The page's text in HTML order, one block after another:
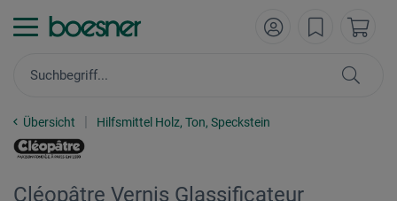
Übersicht Hilfsmittel Holz, Ton, Speckstein
Cléopâtre Vernis Glassificateur